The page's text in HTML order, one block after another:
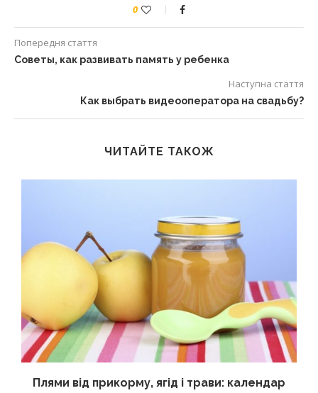
0
Попередня стаття
Советы, как развивать память у ребенка
Наступна стаття
Как выбрать видеооператора на свадьбу?
ЧИТАЙТЕ ТАКОЖ
Плями від прикорму, ягід і трави: календар